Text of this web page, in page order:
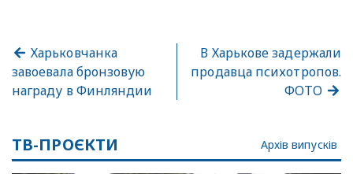
Харьковчанка
завоевала бронзовую
награду в Финляндии
В Харькове задержали
продавца психотропов.
ФОТО
ТВ-ПРОЄКТИ Архів випусків